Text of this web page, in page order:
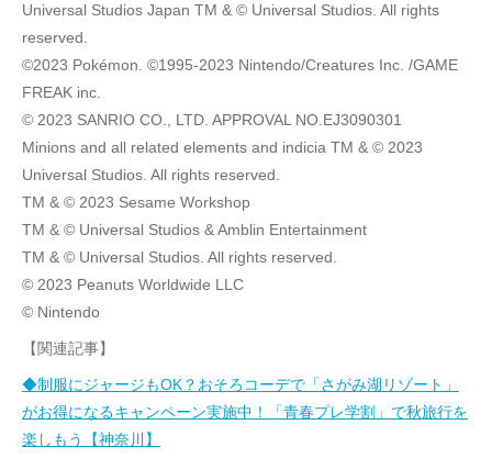
Universal Studios Japan TM & © Universal Studios. All rights
reserved.
©2023 Pokémon. ©1995-2023 Nintendo/Creatures Inc. /GAME
FREAK inc.
© 2023 SANRIO CO., LTD. APPROVAL NO.EJ3090301
Minions and all related elements and indicia TM & © 2023
Universal Studios. All rights reserved.
TM & © 2023 Sesame Workshop
TM & © Universal Studios & Amblin Entertainment
TM & © Universal Studios. All rights reserved.
© 2023 Peanuts Worldwide LLC
© Nintendo
【関連記事】
◆制服にジャージもOK？おそろコーデで「さがみ湖リゾート」
がお得になるキャンペーン実施中！「青春プレ学割」で秋旅行を
楽しもう【神奈川】